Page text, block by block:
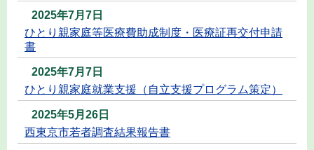
2025年7月7日
ひとり親家庭等医療費助成制度・医療証再交付申請
書
2025年7月7日
ひとり親家庭就業支援（自立支援プログラム策定）
2025年5月26日
西東京市若者調査結果報告書